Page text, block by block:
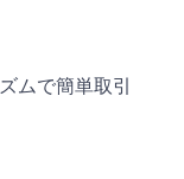
ムで簡単取引